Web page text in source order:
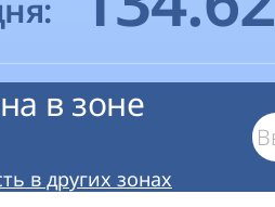
в зоне
в других зонах